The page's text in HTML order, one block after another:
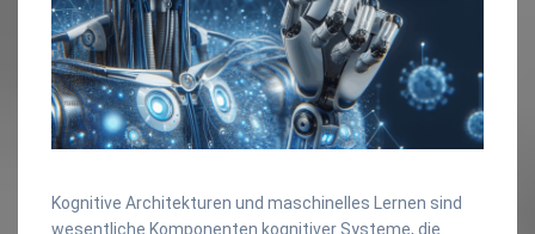
Kognitive Architekturen und maschinelles Lernen sind
wesentliche Komponenten kognitiver Systeme, die